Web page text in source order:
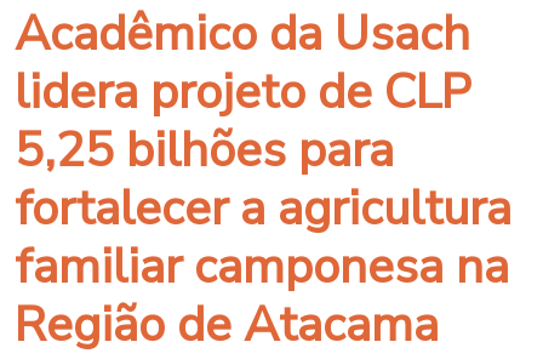
Acadêmico da Usach
lidera projeto de CLP
5,25 bilhões para
fortalecer a agricultura
familiar camponesa na
Região de Atacama